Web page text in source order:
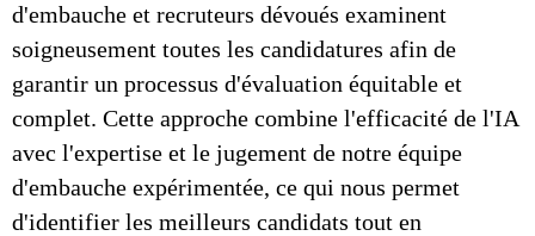
d'embauche et recruteurs dévoués examinent
soigneusement toutes les candidatures afin de
garantir un processus d'évaluation équitable et
complet. Cette approche combine l'efficacité de l'IA
avec l'expertise et le jugement de notre équipe
d'embauche expérimentée, ce qui nous permet
d'identifier les meilleurs candidats tout en